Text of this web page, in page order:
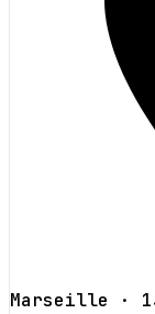
Marseille ·